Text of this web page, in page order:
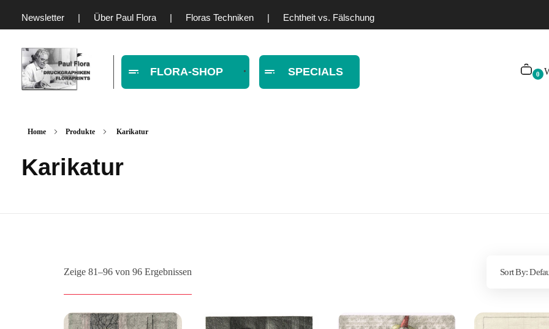
Newsletter | Über Paul Flora | Floras Techniken | Echtheit vs. Fälschung
FLORA-SHOP SPECIALS 0
Home Produkte Karikatur
Karikatur
Zeige 81–96 von 96 Ergebnissen Sort By: